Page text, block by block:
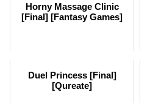
Horny Massage Clinic
[Final] [Fantasy Games]
Duel Princess [Final]
[Qureate]